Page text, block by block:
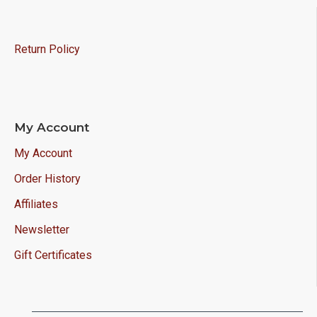
Return Policy
My Account
My Account
Order History
Affiliates
Newsletter
Gift Certificates